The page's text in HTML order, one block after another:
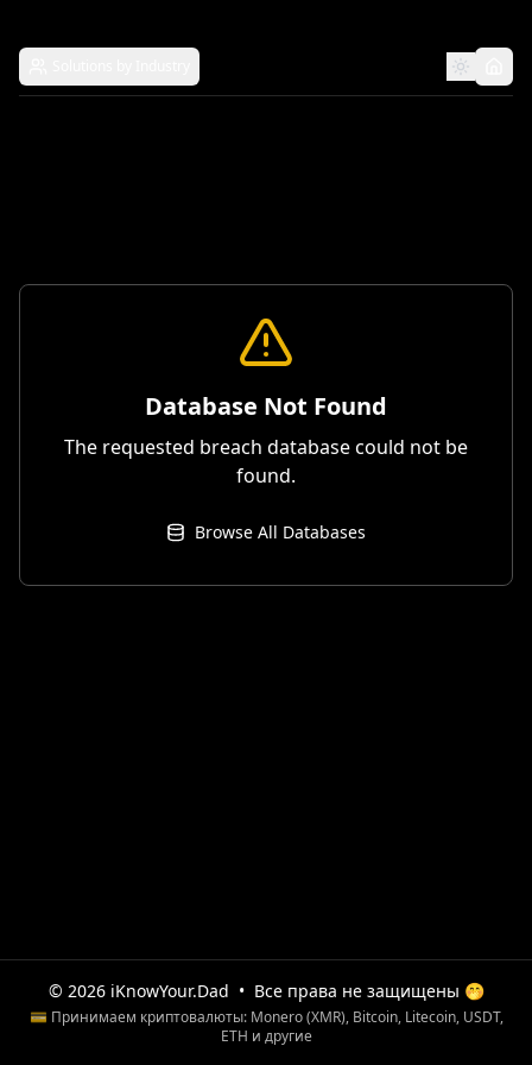
Database Not Found
The requested breach database could not be
found.
Browse All Databases
© 2026 iKnowYour.Dad • Все права не защищены 🤭
💳 Принимаем криптовалюты: Monero (XMR), Bitcoin, Litecoin, USDT,
ETH и другие